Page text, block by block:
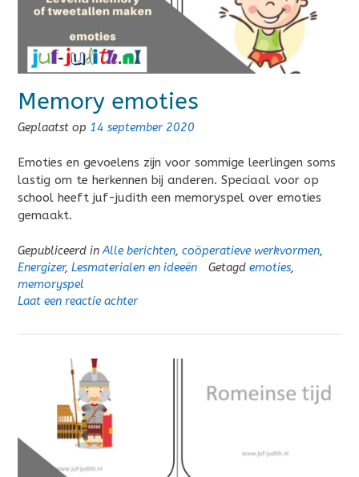
Memory emoties
Geplaatst op 14 september 2020
Emoties en gevoelens zijn voor sommige leerlingen soms
lastig om te herkennen bij anderen. Speciaal voor op
school heeft juf-judith een memoryspel over emoties
gemaakt.
Gepubliceerd inAlle berichten, coöperatieve werkvormen,
Energizer, Lesmaterialen en ideeën Getagd emoties,
memoryspel
Laat een reactie achter